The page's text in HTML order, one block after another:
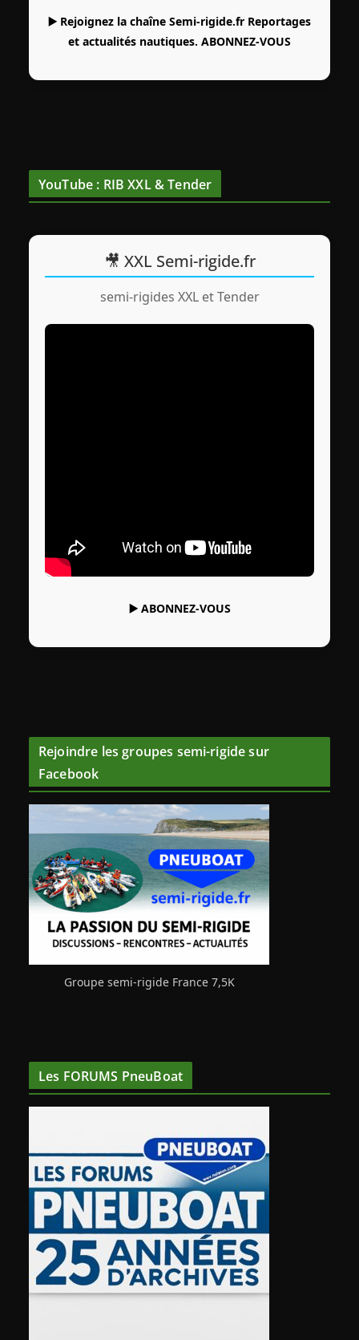
▶️ Rejoignez la chaîne Semi-rigide.fr Reportages
et actualités nautiques. ABONNEZ-VOUS
YouTube : RIB XXL & Tender
🎥 XXL Semi-rigide.fr
semi-rigides XXL et Tender
▶️ ABONNEZ-VOUS
Rejoindre les groupes semi-rigide sur
Facebook
Groupe semi-rigide France 7,5K
Les FORUMS PneuBoat